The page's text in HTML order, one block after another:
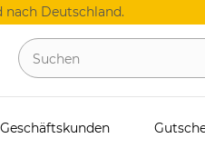
Deutschland.